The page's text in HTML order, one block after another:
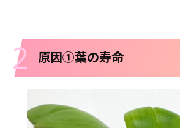
2 原因①葉の寿命